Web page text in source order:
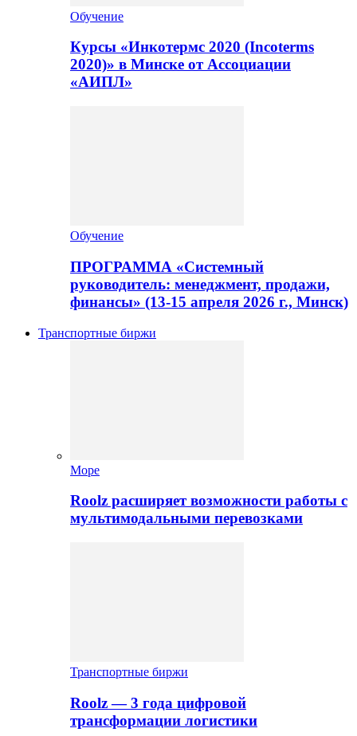
Обучение
Курсы «Инкотермс 2020 (Incoterms
2020)» в Минске от Ассоциации
«АИПЛ»
Обучение
ПРОГРАММА «Системный
руководитель: менеджмент, продажи,
финансы» (13-15 апреля 2026 г., Минск)
Транспортные биржи
Море
Roolz расширяет возможности работы с
мультимодальными перевозками
Транспортные биржи
Roolz — 3 года цифровой
трансформации логистики